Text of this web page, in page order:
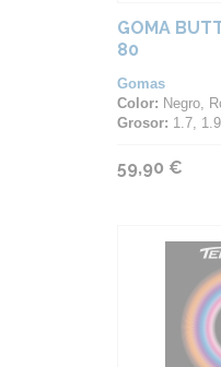
GOMA
80
Gomas
Color: Negro,
Grosor: 1.7,
59,90 €